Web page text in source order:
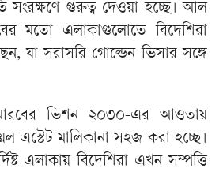
সংরক্ষণে গুরুত্ব দেওয়া হচ্ছে। আল
মতো এলাকাগুলোতে বিদেশিরা
যা সরাসরি গোল্ডেন ভিসার সঙ্গে
ভিশন ২০৩০-এর আওতায়
এস্টেট মালিকানা সহজ করা হচ্ছে।
এলাকায় বিদেশিরা এখন সম্পত্তি